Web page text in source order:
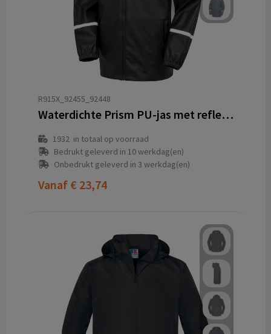
R915X_92455_92448
Waterdichte Prism PU-jas met reflecterende banden.
1932in totaal op voorraad
Bedrukt geleverd in 10 werkdag(en)
Onbedrukt geleverd in 3 werkdag(en)
Vanaf € 23,74